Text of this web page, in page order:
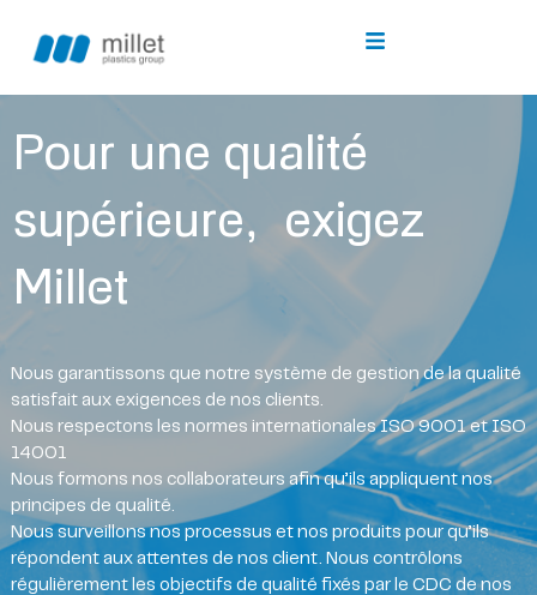
Pour une qualité
supérieure, exigez
Millet
Nous garantissons que notre système de gestion de la qualité
satisfait aux exigences de nos clients.
Nous respectons les normes internationales ISO 9001 et ISO
14001
Nous formons nos collaborateurs afin qu’ils appliquent nos
principes de qualité.
Nous surveillons nos processus et nos produits pour qu’ils
répondent aux attentes de nos client. Nous contrôlons
régulièrement les objectifs de qualité fixés par le CDC de nos